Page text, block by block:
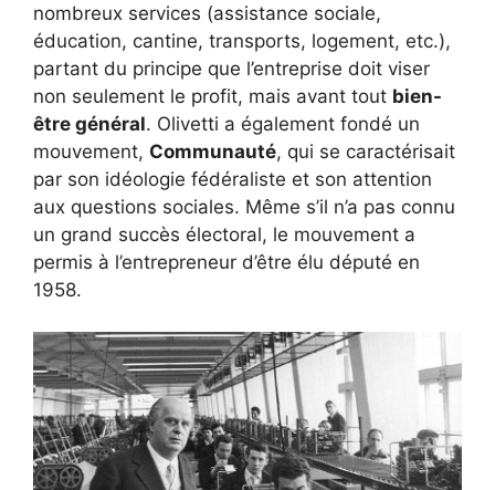
nombreux services (assistance sociale,
éducation, cantine, transports, logement, etc.),
partant du principe que l’entreprise doit viser
non seulement le profit, mais avant tout bien-
être général. Olivetti a également fondé un
mouvement, Communauté, qui se caractérisait
par son idéologie fédéraliste et son attention
aux questions sociales. Même s’il n’a pas connu
un grand succès électoral, le mouvement a
permis à l’entrepreneur d’être élu député en
1958.